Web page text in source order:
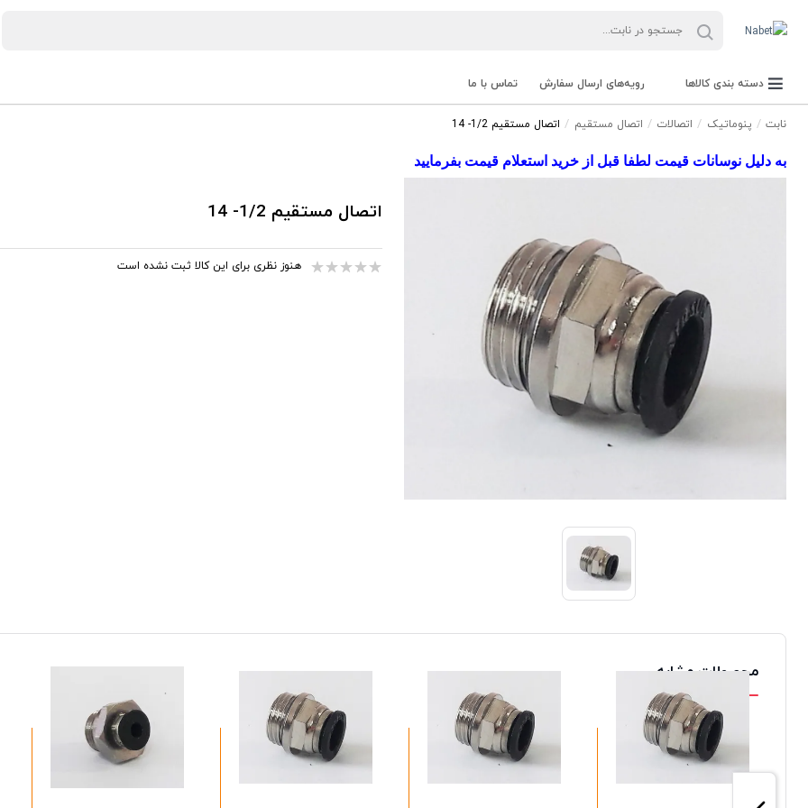
دسته بندی کالاها رویه‌های ارسال سفارش تماس با ما
نابت پنوماتیک اتصالات اتصال مستقیم اتصال مستقیم 1/2- 14
به دلیل نوسانات قیمت لطفا قبل از خرید استعلام قیمت بفرمایید
اتصال مستقیم 1/2- 14
هنوز نظری برای این کالا ثبت نشده است
محصولات مشابه